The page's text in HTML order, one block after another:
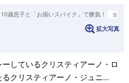
歳息子と「お揃いスパイク」で勝負！
全
拡大写真
しているクリスティアーノ・ロ
クリスティアーノ・ジュニ...